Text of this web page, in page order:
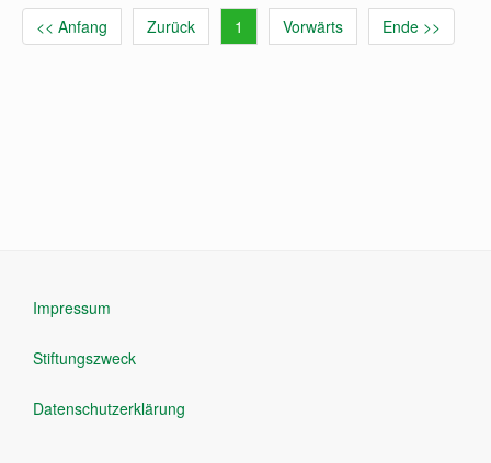
<< Anfang Zurück 1 Vorwärts Ende >>
Impressum
Stiftungszweck
Datenschutzerklärung